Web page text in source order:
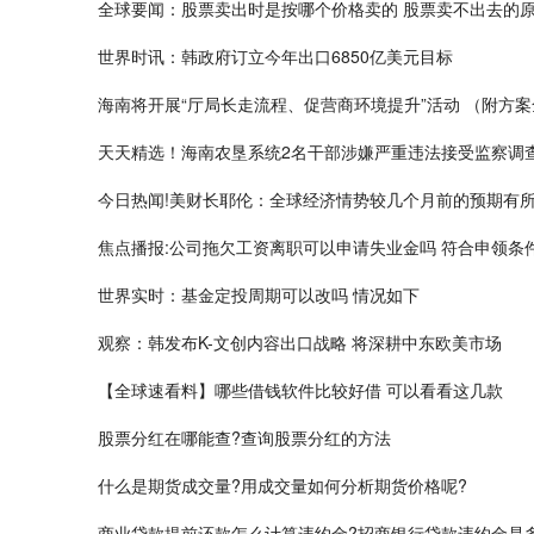
全球要闻：股票卖出时是按哪个价格卖的 股票卖不出去的
世界时讯：韩政府订立今年出口6850亿美元目标
海南将开展“厅局长走流程、促营商环境提升”活动 （附方案
天天精选！海南农垦系统2名干部涉嫌严重违法接受监察调
今日热闻!美财长耶伦：全球经济情势较几个月前的预期有
焦点播报:公司拖欠工资离职可以申请失业金吗 符合申领条
世界实时：基金定投周期可以改吗 情况如下
观察：韩发布K-文创内容出口战略 将深耕中东欧美市场
【全球速看料】哪些借钱软件比较好借 可以看看这几款
股票分红在哪能查?查询股票分红的方法
什么是期货成交量?用成交量如何分析期货价格呢?